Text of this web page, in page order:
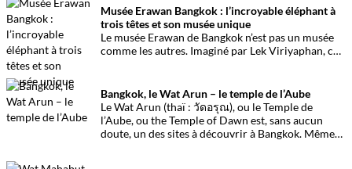
royales de la Thaïlande au début du XXe siècle. Il
est en cours de restauration depuis 2017.
Musée Erawan Bangkok : l’incroyable éléphant à
trois têtes et son musée unique
Le musée Erawan de Bangkok n’est pas un musée
comme les autres. Imaginé par Lek Viriyaphan, ce
Bangkok, le Wat Arun – le temple de l’Aube
Le Wat Arun (thaï : วัดอรุณ), ou le Temple de
l’Aube, ou the Temple of Dawn est, sans aucun
doute, un des sites à découvrir à Bangkok. Même